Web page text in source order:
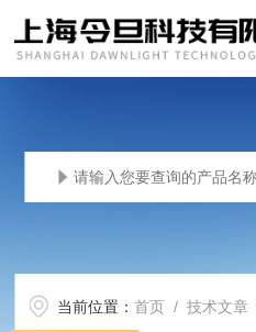
当前位置：首页 /技术文章